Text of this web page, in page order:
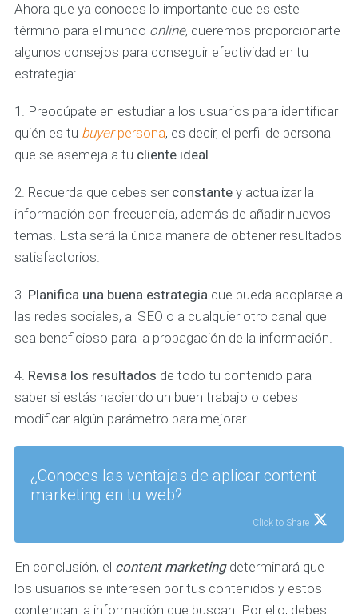
Ahora que ya conoces lo importante que es este
término para el mundo online, queremos proporcionarte
algunos consejos para conseguir efectividad en tu
estrategia:
1. Preocúpate en estudiar a los usuarios para identificar
quién es tu buyerpersona, es decir, el perfil de persona
que se asemeja a tu cliente ideal.
2. Recuerda que debes ser constantey actualizar la
información con frecuencia, además de añadir nuevos
temas. Esta será la única manera de obtener resultados
satisfactorios.
3. Planifica una buena estrategiaque pueda acoplarse a
las redes sociales, al SEO o a cualquier otro canal que
sea beneficioso para la propagación de la información.
4. Revisa los resultados de todo tu contenido para
saber si estás haciendo un buen trabajo o debes
modificar algún parámetro para mejorar.
¿Conoces las ventajas de aplicar content
marketing en tu web?
Click to Share
En conclusión, el content marketingdeterminará que
los usuarios se interesen por tus contenidos y estos
contengan la información que buscan. Por ello, debes